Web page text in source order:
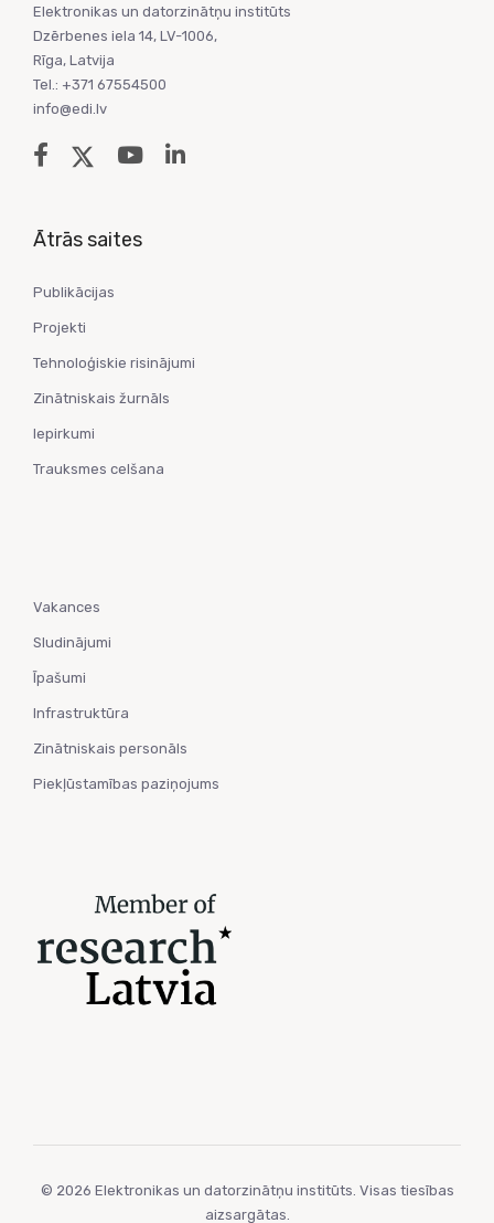
Elektronikas un datorzinātņu institūts
Dzērbenes iela 14, LV-1006,
Rīga, Latvija
Tel.: +371 67554500
info@edi.lv
Ātrās saites
Publikācijas
Projekti
Tehnoloģiskie risinājumi
Zinātniskais žurnāls
Iepirkumi
Trauksmes celšana
Vakances
Sludinājumi
Īpašumi
Infrastruktūra
Zinātniskais personāls
Piekļūstamības paziņojums
© 2026 Elektronikas un datorzinātņu institūts. Visas tiesības
aizsargātas.